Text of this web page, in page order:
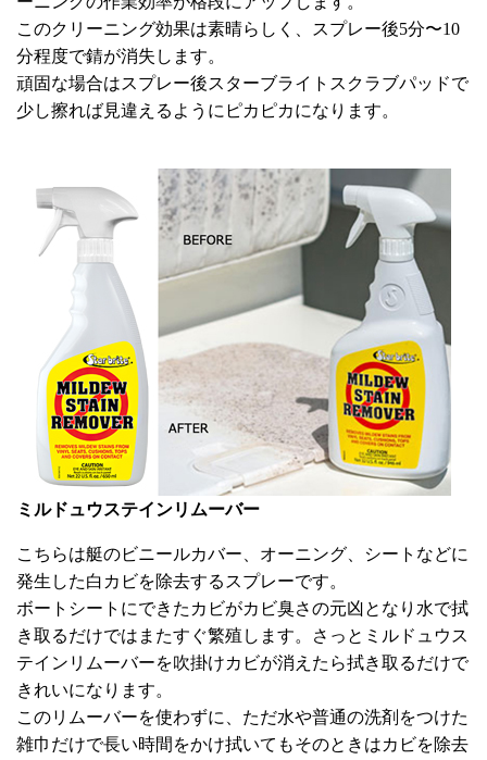
このクリーニング効果は素晴らしく、スプレー後5分〜10
分程度で錆が消失します。
頑固な場合はスプレー後スターブライトスクラブパッドで
少し擦れば見違えるようにピカピカになります。
ミルドュウステインリムーバー
こちらは艇のビニールカバー、オーニング、シートなどに
発生した白カビを除去するスプレーです。
ボートシートにできたカビがカビ臭さの元凶となり水で拭
き取るだけではまたすぐ繁殖します。さっとミルドュウス
テインリムーバーを吹掛けカビが消えたら拭き取るだけで
きれいになります。
このリムーバーを使わずに、ただ水や普通の洗剤をつけた
雑巾だけで長い時間をかけ拭いてもそのときはカビを除去